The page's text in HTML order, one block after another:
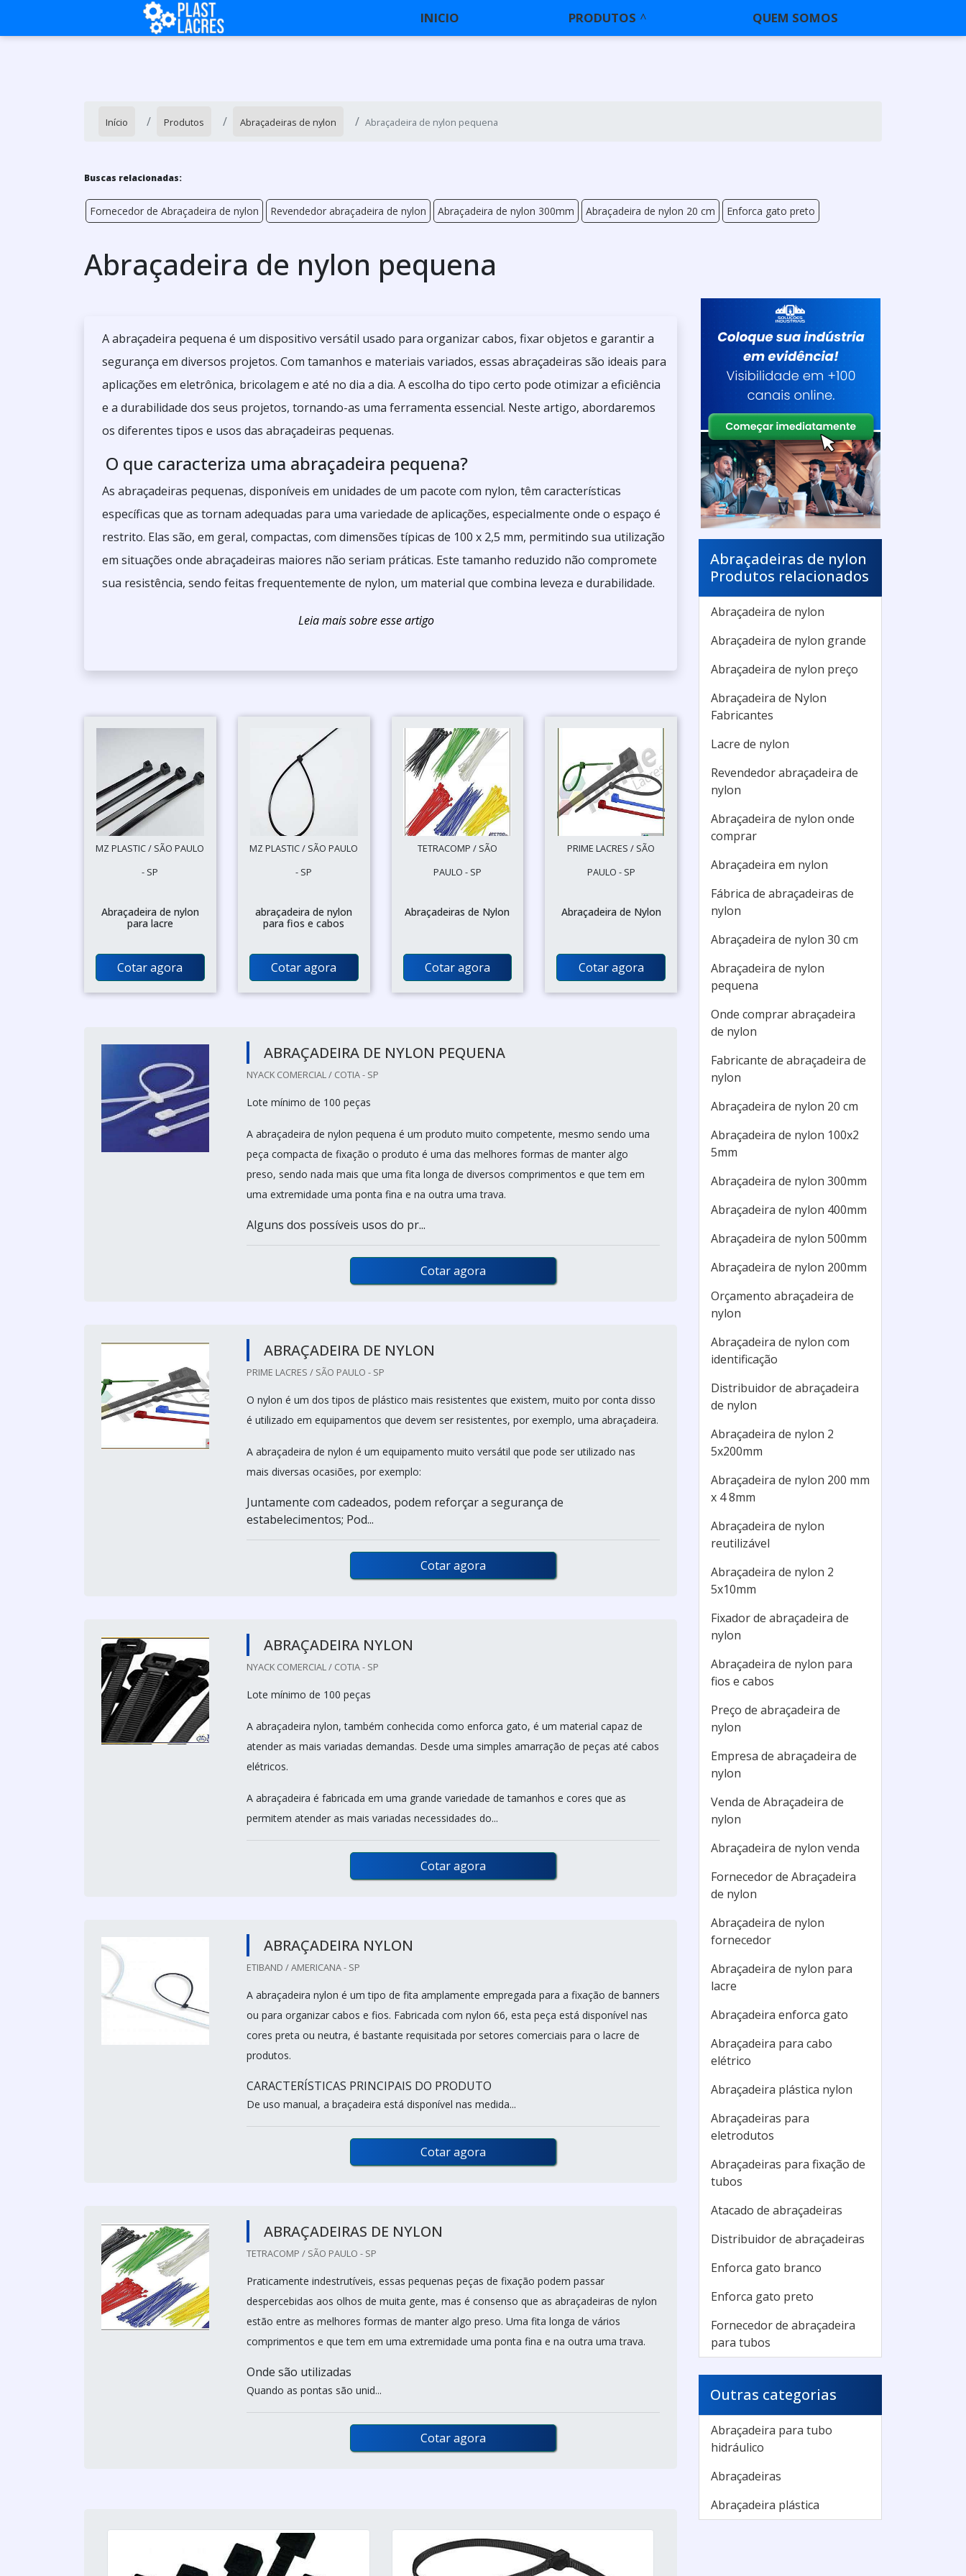
INICIO PRODUTOS QUEM SOMOS
Início Produtos Abraçadeiras de nylon Abraçadeira de nylon pequena
Buscas relacionadas:
Fornecedor de Abraçadeira de nylon Revendedor abraçadeira de nylon Abraçadeira de nylon 300mm Abraçadeira de nylon 20 cm Enforca gato preto
Abraçadeira de nylon pequena
A abraçadeira pequena é um dispositivo versátil usado para organizar cabos, fixar objetos e garantir a
segurança em diversos projetos. Com tamanhos e materiais variados, essas abraçadeiras são ideais para
aplicações em eletrônica, bricolagem e até no dia a dia. A escolha do tipo certo pode otimizar a eficiência
e a durabilidade dos seus projetos, tornando-as uma ferramenta essencial. Neste artigo, abordaremos
os diferentes tipos e usos das abraçadeiras pequenas.
O que caracteriza uma abraçadeira pequena?
As abraçadeiras pequenas, disponíveis em unidades de um pacote com nylon, têm características
específicas que as tornam adequadas para uma variedade de aplicações, especialmente onde o espaço é
restrito. Elas são, em geral, compactas, com dimensões típicas de 100 x 2,5 mm, permitindo sua utilização
em situações onde abraçadeiras maiores não seriam práticas. Este tamanho reduzido não compromete
sua resistência, sendo feitas frequentemente de nylon, um material que combina leveza e durabilidade.
MZ PLASTIC / SÃO PAULO
- SP
Abraçadeira de nylon
para lacre
Cotar agora
MZ PLASTIC / SÃO PAULO
- SP
abraçadeira de nylon
para fios e cabos
Cotar agora
TETRACOMP / SÃO
PAULO - SP
Abraçadeiras de Nylon
Cotar agora
PRIME LACRES / SÃO
PAULO - SP
Abraçadeira de Nylon
Cotar agora
ABRAÇADEIRA DE NYLON PEQUENA
NYACK COMERCIAL / COTIA - SP
Lote mínimo de 100 peças
A abraçadeira de nylon pequena é um produto muito competente, mesmo sendo uma
peça compacta de fixação o produto é uma das melhores formas de manter algo
preso, sendo nada mais que uma fita longa de diversos comprimentos e que tem em
uma extremidade uma ponta fina e na outra uma trava.
Alguns dos possíveis usos do pr...
Cotar agora
ABRAÇADEIRA DE NYLON
PRIME LACRES / SÃO PAULO - SP
O nylon é um dos tipos de plástico mais resistentes que existem, muito por conta disso
é utilizado em equipamentos que devem ser resistentes, por exemplo, uma abraçadeira.
A abraçadeira de nylon é um equipamento muito versátil que pode ser utilizado nas
mais diversas ocasiões, por exemplo:
Juntamente com cadeados, podem reforçar a segurança de
estabelecimentos; Pod...
Cotar agora
ABRAÇADEIRA NYLON
NYACK COMERCIAL / COTIA - SP
Lote mínimo de 100 peças
A abraçadeira nylon, também conhecida como enforca gato, é um material capaz de
atender as mais variadas demandas. Desde uma simples amarração de peças até cabos
elétricos.
A abraçadeira é fabricada em uma grande variedade de tamanhos e cores que as
permitem atender as mais variadas necessidades do...
Cotar agora
ABRAÇADEIRA NYLON
ETIBAND / AMERICANA - SP
A abraçadeira nylon é um tipo de fita amplamente empregada para a fixação de banners
ou para organizar cabos e fios. Fabricada com nylon 66, esta peça está disponível nas
cores preta ou neutra, é bastante requisitada por setores comerciais para o lacre de
produtos.
CARACTERÍSTICAS PRINCIPAIS DO PRODUTO
De uso manual, a braçadeira está disponível nas medida...
Cotar agora
ABRAÇADEIRAS DE NYLON
TETRACOMP / SÃO PAULO - SP
Praticamente indestrutíveis, essas pequenas peças de fixação podem passar
despercebidas aos olhos de muita gente, mas é consenso que as abraçadeiras de nylon
estão entre as melhores formas de manter algo preso. Uma fita longa de vários
comprimentos e que tem em uma extremidade uma ponta fina e na outra uma trava.
Onde são utilizadas
Quando as pontas são unid...
Cotar agora
Abraçadeiras de nylon
Produtos relacionados
Abraçadeira de nylon
Abraçadeira de nylon grande
Abraçadeira de nylon preço
Abraçadeira de Nylon
Fabricantes
Lacre de nylon
Revendedor abraçadeira de
nylon
Abraçadeira de nylon onde
comprar
Abraçadeira em nylon
Fábrica de abraçadeiras de
nylon
Abraçadeira de nylon 30 cm
Abraçadeira de nylon
pequena
Onde comprar abraçadeira
de nylon
Fabricante de abraçadeira de
nylon
Abraçadeira de nylon 20 cm
Abraçadeira de nylon 100x2
5mm
Abraçadeira de nylon 300mm
Abraçadeira de nylon 400mm
Abraçadeira de nylon 500mm
Abraçadeira de nylon 200mm
Orçamento abraçadeira de
nylon
Abraçadeira de nylon com
identificação
Distribuidor de abraçadeira
de nylon
Abraçadeira de nylon 2
5x200mm
Abraçadeira de nylon 200 mm
x 4 8mm
Abraçadeira de nylon
reutilizável
Abraçadeira de nylon 2
5x10mm
Fixador de abraçadeira de
nylon
Abraçadeira de nylon para
fios e cabos
Preço de abraçadeira de
nylon
Empresa de abraçadeira de
nylon
Venda de Abraçadeira de
nylon
Abraçadeira de nylon venda
Fornecedor de Abraçadeira
de nylon
Abraçadeira de nylon
fornecedor
Abraçadeira de nylon para
lacre
Abraçadeira enforca gato
Abraçadeira para cabo
elétrico
Abraçadeira plástica nylon
Abraçadeiras para
eletrodutos
Abraçadeiras para fixação de
tubos
Atacado de abraçadeiras
Distribuidor de abraçadeiras
Enforca gato branco
Enforca gato preto
Fornecedor de abraçadeira
para tubos
Outras categorias
Abraçadeira para tubo
hidráulico
Abraçadeiras
Abraçadeira plástica